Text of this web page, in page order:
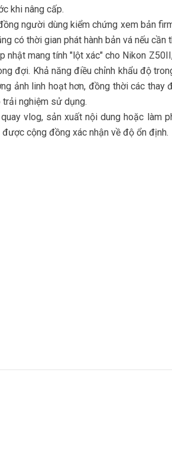
khi nâng cấp.
người dùng kiểm chứng xem bản
có thời gian phát hành bản vá nếu cần
nhật mang tính "lột xác" cho Nikon
đợi. Khả năng điều chỉnh khẩu độ
ảnh linh hoạt hơn, đồng thời các thay
nghiệm sử dụng.
vlog, sản xuất nội dung hoặc làm
cộng đồng xác nhận về độ ổn định.